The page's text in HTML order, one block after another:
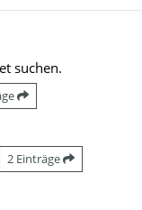
suchen.
2 Einträge